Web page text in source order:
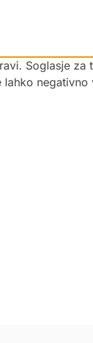
Soglasje